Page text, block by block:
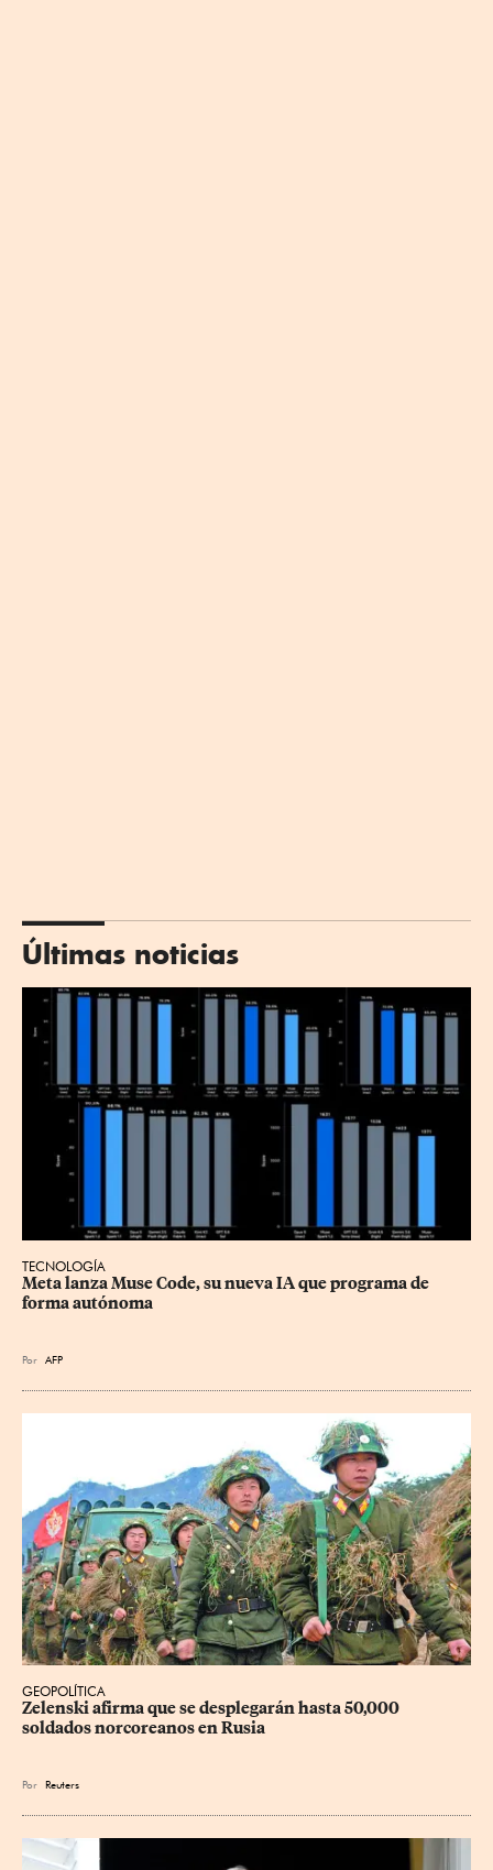
Últimas noticias
TECNOLOGÍA
Meta lanza Muse Code, su nueva IA que programa de
forma autónoma
Por AFP
GEOPOLÍTICA
Zelenski afirma que se desplegarán hasta 50,000
soldados norcoreanos en Rusia
Por Reuters